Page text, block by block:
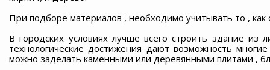
При подборе материалов , необходимо учитывать то ,
В городских условиях лучше всего строить здание
технологические достижения дают возможность
можно заделать каменными или деревянными плитами ,